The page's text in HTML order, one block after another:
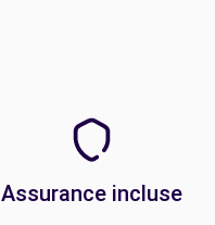
Assurance incluse